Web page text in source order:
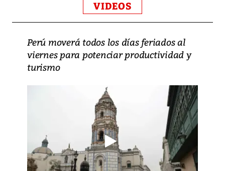
VIDEOS
Perú moverá todos los días feriados al
viernes para potenciar productividad y
turismo